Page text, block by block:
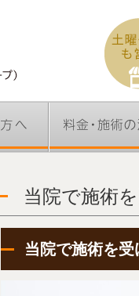
当院で施術
当院で施術を